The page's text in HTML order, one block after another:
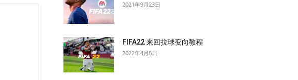
2021年9月23日
FIFA22 来回拉球变向教程
2022年4月8日